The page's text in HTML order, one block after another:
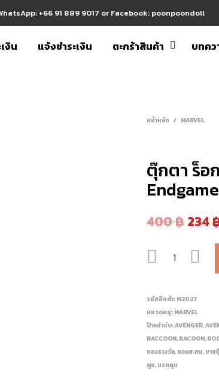
+66 91 889 9017 or Facebook: poonpoondoll
งิน แจ้งชำระเงิน ตะกร้าสินค้า บทคว
หน้าหลัก / MARVEL
ตุ๊กตา ร็อ
Endgame
400฿234
รหัสสินค้า: M2027
หมวดหมู่: MARVEL
ป้ายกำกับ:AVENGER,
RACCOON, RACOON,
ของรางวัล, ของสะสม, ขาย
คูน, แรคคูน